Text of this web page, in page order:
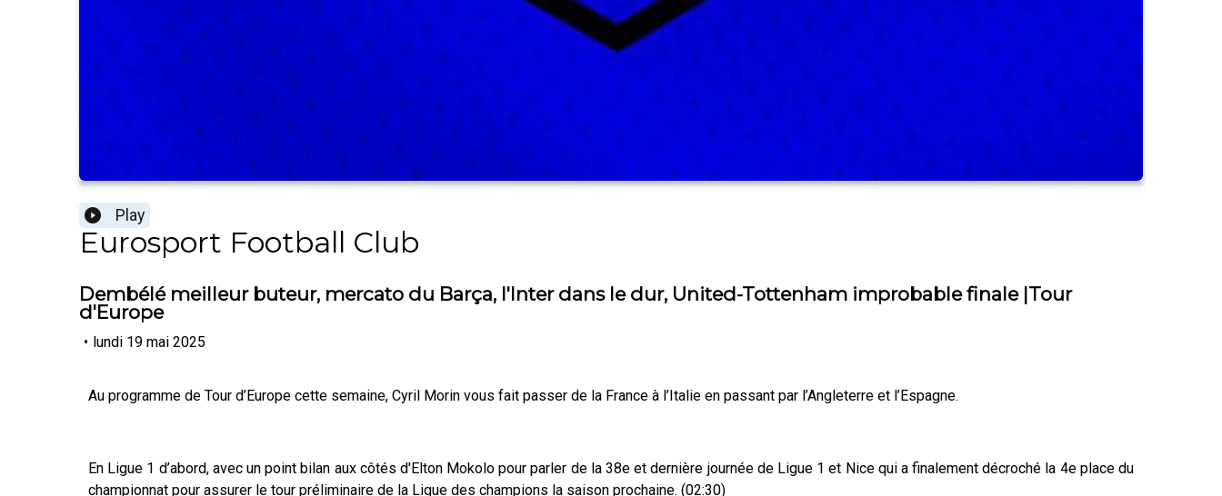
Play
Eurosport Football Club
Dembélé meilleur buteur, mercato du Barça, l'Inter dans le dur, United-Tottenham improbable finale |Tour
d'Europe
• lundi 19 mai 2025
Au programme de Tour d’Europe cette semaine, Cyril Morin vous fait passer de la France à l’Italie en passant par l’Angleterre et l’Espagne.
En Ligue 1 d’abord, avec un point bilan aux côtés d'Elton Mokolo pour parler de la 38e et dernière journée de Ligue 1 et Nice qui a finalement décroché la 4e place du
championnat pour assurer le tour préliminaire de la Ligue des champions la saison prochaine. (02:30)